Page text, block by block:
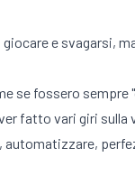
e svagarsi,
se fossero sempre
fatto vari giri